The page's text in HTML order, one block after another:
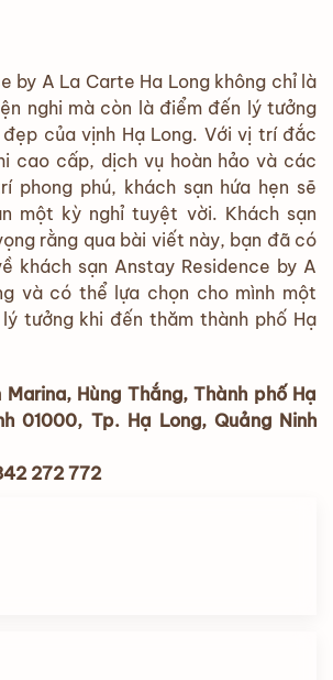
by A La Carte Ha Long không chỉ là
nghi mà còn là điểm đến lý tưởng
của vịnh Hạ Long. Với vị trí đắc
cao cấp, dịch vụ hoàn hảo và các
phong phú, khách sạn hứa hẹn sẽ
một kỳ nghỉ tuyệt vời. Khách sạn
rằng qua bài viết này, bạn đã có
khách sạn Anstay Residence by A
và có thể lựa chọn cho mình một
tưởng khi đến thăm thành phố Hạ
Hùng Thắng, Thành phố Hạ
01000, Tp. Hạ Long, Quảng Ninh
272 772